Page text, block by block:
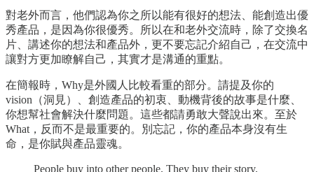
對老外而言，他們認為你之所以能有很好的想法、能創造出優
秀產品，是因為你很優秀。所以在和老外交流時，除了交換名
片、講述你的想法和產品外，更不要忘記介紹自己，在交流中
讓對方更加瞭解自己，其實才是溝通的重點。
在簡報時，Why是外國人比較看重的部分。請提及你的
vision（洞見）、創造產品的初衷、動機背後的故事是什麼、
你想幫社會解決什麼問題。這些都請勇敢大聲說出來。至於
What，反而不是最重要的。別忘記，你的產品本身沒有生
命，是你賦與產品靈魂。
People buy into other people. They buy their story.